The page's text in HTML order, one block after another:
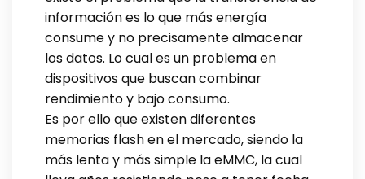
información es lo que más energía
consume y no precisamente almacenar
los datos. Lo cual es un problema en
dispositivos que buscan combinar
rendimiento y bajo consumo.
Es por ello que existen diferentes
memorias flash en el mercado, siendo la
más lenta y más simple la eMMC, la cual